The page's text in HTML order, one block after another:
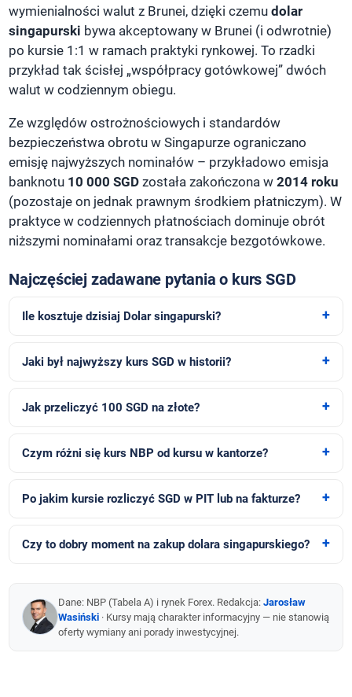
wymienialności walut z Brunei, dzięki czemudolar
singapurski bywa akceptowany w Brunei (i odwrotnie)
po kursie 1:1 w ramach praktyki rynkowej. To rzadki
przykład tak ścisłej „współpracy gotówkowej” dwóch
walut w codziennym obiegu.
Ze względów ostrożnościowych i standardów
bezpieczeństwa obrotu w Singapurze ograniczano
emisję najwyższych nominałów – przykładowo emisja
banknotu 10 000 SGD została zakończona w2014 roku
(pozostaje on jednak prawnym środkiem płatniczym). W
praktyce w codziennych płatnościach dominuje obrót
niższymi nominałami oraz transakcje bezgotówkowe.
Najczęściej zadawane pytania o kurs SGD
Ile kosztuje dzisiaj Dolar singapurski?
Jaki był najwyższy kurs SGD w historii?
Jak przeliczyć 100 SGD na złote?
Czym różni się kurs NBP od kursu w kantorze?
Po jakim kursie rozliczyć SGD w PIT lub na fakturze?
Czy to dobry moment na zakup dolara singapurskiego?
Dane: NBP (Tabela A) i rynek Forex. Redakcja:Jarosław
Wasiński · Kursy mają charakter informacyjny — nie stanowią
oferty wymiany ani porady inwestycyjnej.